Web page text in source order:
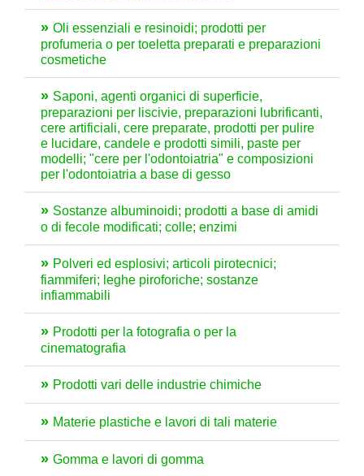
Oli essenziali e resinoidi; prodotti per
profumeria o per toeletta preparati e preparazioni
cosmetiche
Saponi, agenti organici di superficie,
preparazioni per liscivie, preparazioni lubrificanti,
cere artificiali, cere preparate, prodotti per pulire
e lucidare, candele e prodotti simili, paste per
modelli; "cere per l'odontoiatria" e composizioni
per l'odontoiatria a base di gesso
Sostanze albuminoidi; prodotti a base di amidi
o di fecole modificati; colle; enzimi
Polveri ed esplosivi; articoli pirotecnici;
fiammiferi; leghe piroforiche; sostanze
infiammabili
Prodotti per la fotografia o per la
cinematografia
Prodotti vari delle industrie chimiche
Materie plastiche e lavori di tali materie
Gomma e lavori di gomma